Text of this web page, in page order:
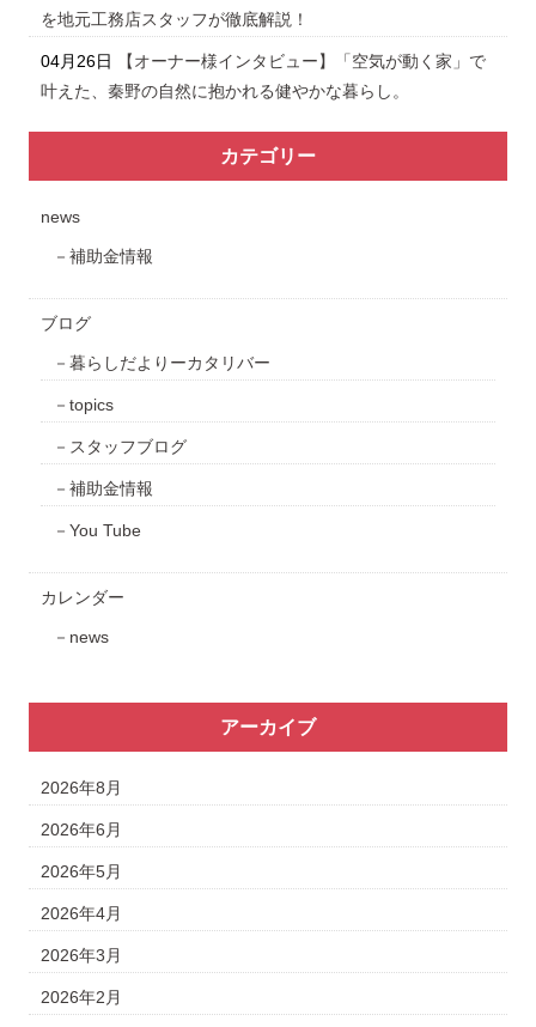
を地元工務店スタッフが徹底解説！
04月26日
【オーナー様インタビュー】「空気が動く家」で
叶えた、秦野の自然に抱かれる健やかな暮らし。
カテゴリー
news
補助金情報
ブログ
暮らしだよりーカタリバー
topics
スタッフブログ
補助金情報
You Tube
カレンダー
news
アーカイブ
2026年8月
2026年6月
2026年5月
2026年4月
2026年3月
2026年2月